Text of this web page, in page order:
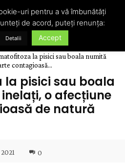
la pisici sau boala numită
contagioasă...
la pisici sau boala
o afecțiune
de natură
0
uri pentru a vă îmbunătăți
de acord, puteți renunța:
Detalii Accept